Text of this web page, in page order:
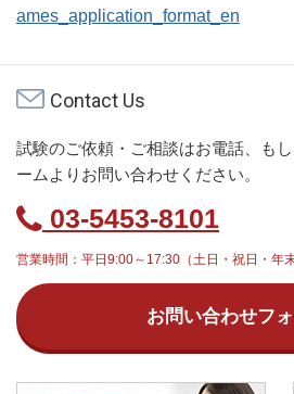
ames_application_format_en
Contact Us
試験のご依頼・ご相談はお電話、も
ームよりお問い合わせください。
03-5453-8101
営業時間：平日9:00～17:30（土日・祝日・年
お問い合わせフ